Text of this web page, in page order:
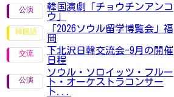
韓国演劇「チョウチンアンコ
ウ」
「2026ソウル留学博覧会」福
岡
下北沢日韓交流会-9月の開催
日程
ソウル・ソロイッツ・フルー
ト・オーケストラコンサー
ト...